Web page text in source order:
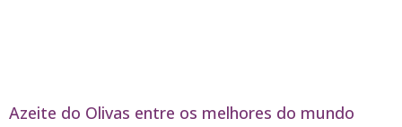
Azeite do Olivas entre os melhores do mundo